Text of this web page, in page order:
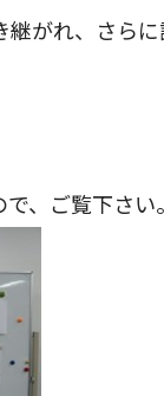
がれ、さら
、ご覧下さい。